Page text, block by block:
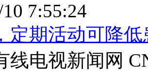
7:55:24
定期活动可降
线电视新闻网